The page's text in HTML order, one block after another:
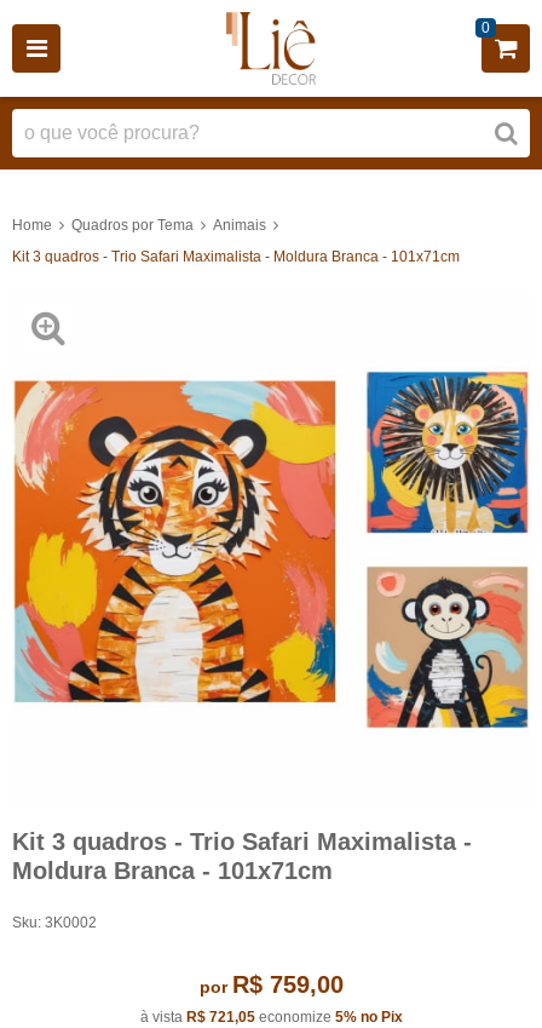
0
Home Quadros por Tema
Animais
Kit 3 quadros - Trio Safari Maximalista - Moldura Branca - 101x71cm
Kit 3 quadros - Trio Safari Maximalista -
Moldura Branca - 101x71cm
Sku: 3K0002
por R$ 759,00
à vista R$ 721,05economize 5% no Pix